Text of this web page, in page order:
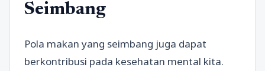
Seimbang
Pola makan yang seimbang juga dapat
berkontribusi pada kesehatan mental kita.